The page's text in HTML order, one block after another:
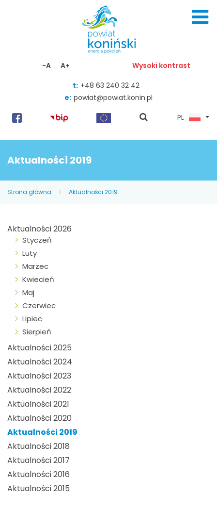
-A A+ Wysoki kontrast
t: +48 63 240 32 42
e: powiat@powiat.konin.pl
pokaż
PL
Aktualności 2019
Strona główna Aktualności 2019
Aktualności 2026
Styczeń
Luty
Marzec
Kwiecień
Maj
Czerwiec
Lipiec
Sierpień
Aktualności 2025
Aktualności 2024
Aktualności 2023
Aktualności 2022
Aktualności 2021
Aktualności 2020
Aktualności 2019
Aktualności 2018
Aktualności 2017
Aktualności 2016
Aktualności 2015